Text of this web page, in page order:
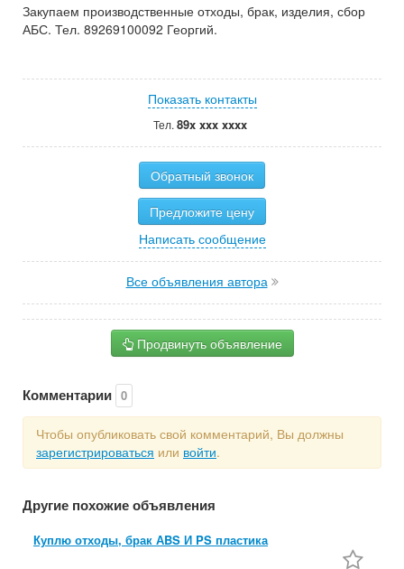
Закупаем производственные отходы, брак, изделия, сбор
АБС. Тел. 89269100092 Георгий.
Показать контакты
Тел. 89x xxx xxxx
Обратный звонок
Предложите цену
Написать сообщение
Все объявления автора
Продвинуть объявление
Комментарии 0
Чтобы опубликовать свой комментарий, Вы должны
зарегистрироваться или войти.
Другие похожие объявления
Куплю отходы, брак АBS И PS пластика